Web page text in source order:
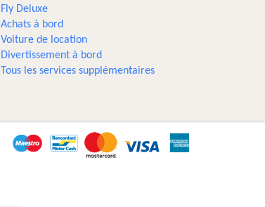
Fly Deluxe
Achats à bord
Voiture de location
Divertissement à bord
Tous les services supplémentaires